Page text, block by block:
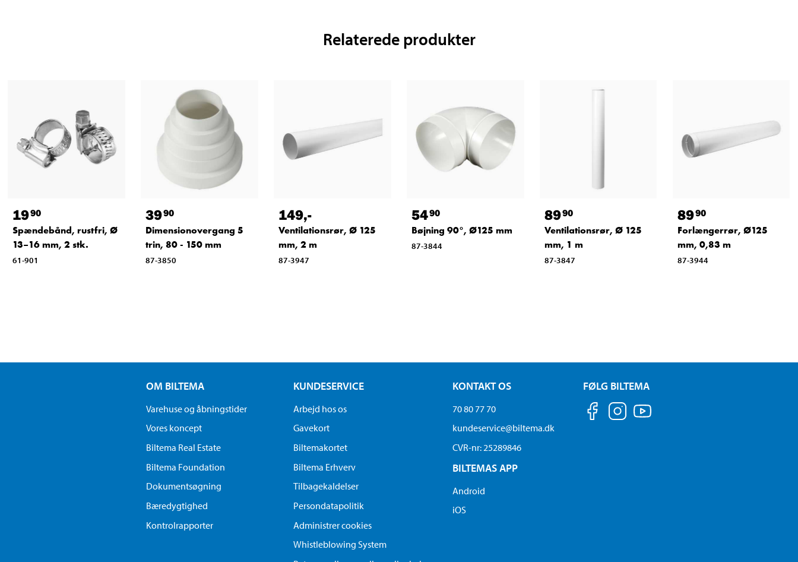
Relaterede produkter
1990
Spændebånd, rustfri, Ø
13–16 mm, 2 stk.
61-901
3990
Dimensionovergang 5
trin, 80 - 150 mm
87-3850
149,-
Ventilationsrør, Ø 125
mm, 2 m
87-3947
5490
Bøjning 90°, Ø125 mm
87-3844
8990
Ventilationsrør, Ø 125
mm, 1 m
87-3847
8990
Forlængerrør, Ø125
mm, 0,83 m
87-3944
OM BILTEMA
Varehuse og åbningstider
Vores koncept
Biltema Real Estate
Biltema Foundation
Dokumentsøgning
Bæredygtighed
Kontrolrapporter
KUNDESERVICE
Arbejd hos os
Gavekort
Biltemakortet
Biltema Erhverv
Tilbagekaldelser
Persondatapolitik
Administrer cookies
Whistleblowing System
KONTAKT OS
70 80 77 70
kundeservice@biltema.dk
CVR-nr: 25289846
BILTEMAS APP
Android
iOS
FØLG BILTEMA